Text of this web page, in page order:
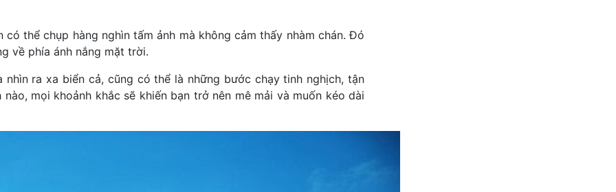
thể chụp hàng nghìn tấm ảnh mà không cảm thấy nhàm chán. Đó
về phía ánh nắng mặt trời.
ra xa biển cả, cũng có thể là những bước chạy tinh nghịch, tận
mọi khoảnh khắc sẽ khiến bạn trở nên mê mải và muốn kéo dài